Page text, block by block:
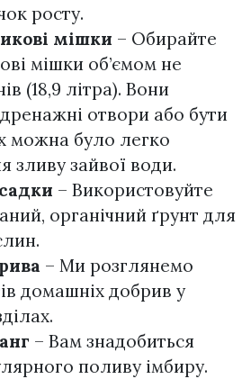
росту.
мішки – Обирайте
мішки об’ємом не
(18,9 літра). Вони
отвори або бути
можна було легко
зливу зайвої води.
– Використовуйте
органічний ґрунт для
– Ми розглянемо
домашніх добрив у
– Вам знадобиться
поливу імбиру.